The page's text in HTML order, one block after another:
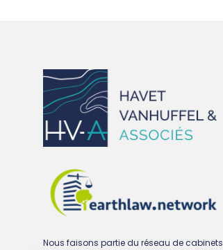
Nous faisons partie du réseau de cabinets